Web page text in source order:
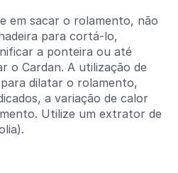
em sacar o rolamento, não
para cortá-lo,
a ponteira ou até
o Cardan. A utilização de
dilatar o rolamento,
a variação de calor
Utilize um extrator de